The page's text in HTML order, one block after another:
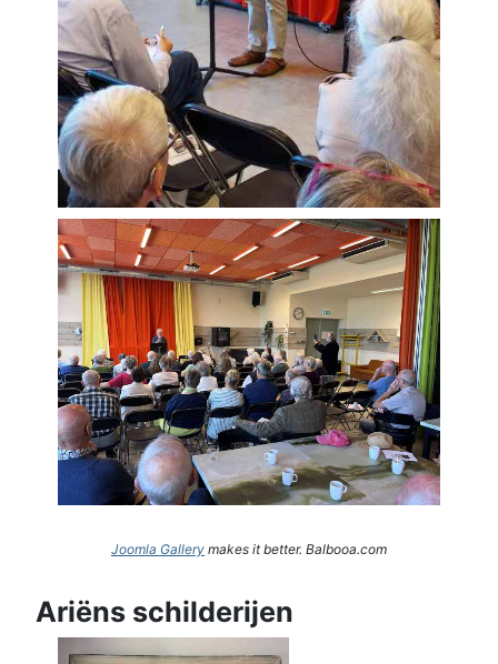
Joomla Gallery makes it better. Balbooa.com
Ariëns schilderijen